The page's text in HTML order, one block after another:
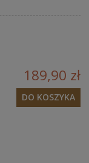
189,90 zł
DO KOSZYKA